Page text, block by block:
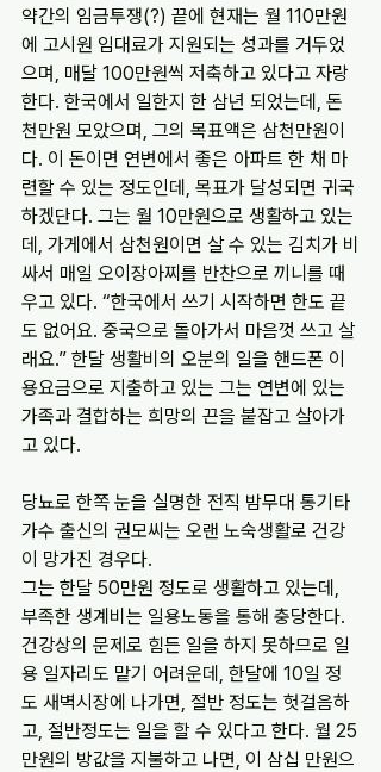
약간의 임금투쟁(?) 끝에 현재는 월 110만원
에 고시원 임대료가 지원되는 성과를 거두었
으며, 매달 100만원씩 저축하고 있다고 자랑
한다. 한국에서 일한지 한 삼년 되었는데, 돈
천만원 모았으며, 그의 목표액은 삼천만원이
다. 이 돈이면 연변에서 좋은 아파트 한 채 마
련할 수 있는 정도인데, 목표가 달성되면 귀국
하겠단다. 그는 월 10만원으로 생활하고 있는
데, 가게에서 삼천원이면 살 수 있는 김치가 비
싸서 매일 오이장아찌를 반찬으로 끼니를 때
우고 있다. “한국에서 쓰기 시작하면 한도 끝
도 없어요. 중국으로 돌아가서 마음껏 쓰고 살
래요.” 한달 생활비의 오분의 일을 핸드폰 이
용요금으로 지출하고 있는 그는 연변에 있는
가족과 결합하는 희망의 끈을 붙잡고 살아가
고 있다.
당뇨로 한쪽 눈을 실명한 전직 밤무대 통기타
가수 출신의 권모씨는 오랜 노숙생활로 건강
이 망가진 경우다.
그는 한달 50만원 정도로 생활하고 있는데,
부족한 생계비는 일용노동을 통해 충당한다.
건강상의 문제로 힘든 일을 하지 못하므로 일
용 일자리도 맡기 어려운데, 한달에 10일 정
도 새벽시장에 나가면, 절반 정도는 헛걸음하
고, 절반정도는 일을 할 수 있다고 한다. 월 25
만원의 방값을 지불하고 나면, 이 삼십 만원으